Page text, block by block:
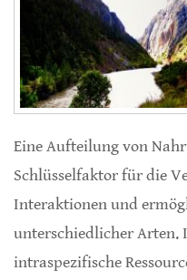
Eine Aufteilung von
Schlüsselfaktor für die
Interaktionen und
unterschiedlicher Arten.
intraspezifische